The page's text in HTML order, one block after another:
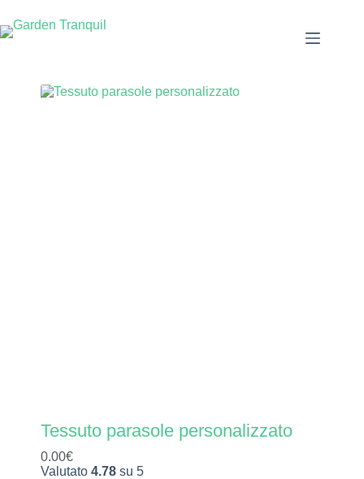
Tessuto parasole personalizzato
0.00€
Valutato 4.78 su 5